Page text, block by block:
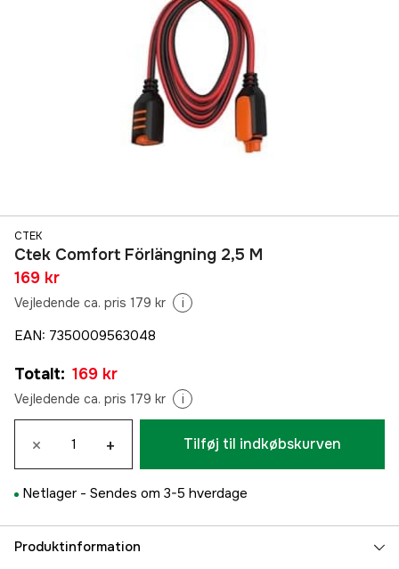
CTEK
Ctek Comfort Förlängning 2,5 M
169 kr
Vejledende ca. pris 179 kr i
EAN: 7350009563048
Totalt: 169 kr
Vejledende ca. pris 179 kr i
× + Tilføj til indkøbskurven
Netlager - Sendes om 3-5 hverdage
Produktinformation